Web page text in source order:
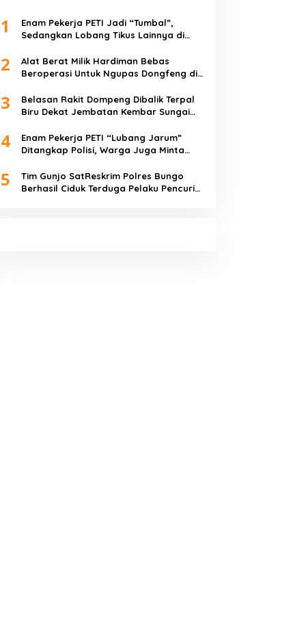
1
Enam Pekerja PETI Jadi “Tumbal”,
Sedangkan Lobang Tikus Lainnya di
Beroperasi
2
Alat Berat Milik Hardiman Bebas
Beroperasi Untuk Ngupas Dongfeng di
3
Belasan Rakit Dompeng Dibalik Terpal
Biru Dekat Jembatan Kembar Sungai
4
Enam Pekerja PETI “Lubang Jarum”
Ditangkap Polisi, Warga Juga Minta
5
Tim Gunjo SatReskrim Polres Bungo
Berhasil Ciduk Terduga Pelaku Pencuri